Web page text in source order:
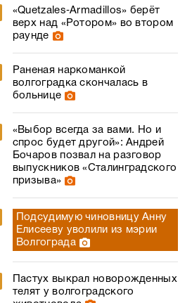
«Quetzales‑Armadillos» берёт
верх над «Ротором» во втором
раунде
Раненая наркоманкой
волгоградка скончалась в
больнице
«Выбор всегда за вами. Но и
спрос будет другой»: Андрей
Бочаров позвал на разговор
выпускников «Сталинградского
призыва»
Подсудимую чиновницу Анну
Елисееву уволили из мэрии
Волгограда
Пастух выкрал новорожденных
телят у волгоградского